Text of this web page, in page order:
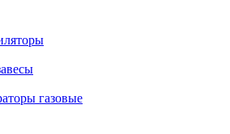
газовые